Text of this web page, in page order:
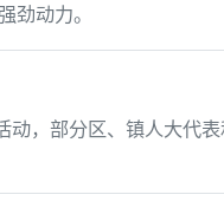
劲动力。
动，部分区、镇人大代